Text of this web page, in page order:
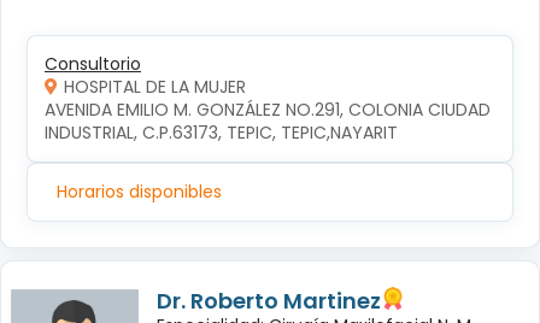
Consultorio
HOSPITAL DE LA MUJER
AVENIDA EMILIO M. GONZÁLEZ NO.291, COLONIA CIUDAD
INDUSTRIAL, C.P.63173, TEPIC, TEPIC,NAYARIT
Horarios disponibles
Dr. Roberto Martinez